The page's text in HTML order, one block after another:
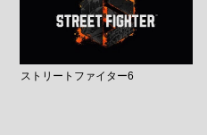
ストリートファイター6